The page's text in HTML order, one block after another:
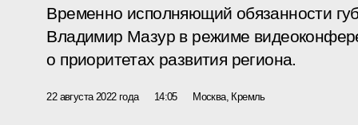
Временно исполняющий обязанности
Владимир Мазур в режиме
о приоритетах развития региона.
22 августа 2022 года 14:05 Москва, Кремль